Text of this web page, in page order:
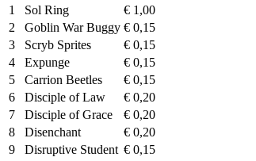
1
Sol Ring € 1,00
2
Goblin War Buggy € 0,15
3
Scryb Sprites € 0,15
4
Expunge € 0,15
5
Carrion Beetles € 0,15
6
Disciple of Law € 0,20
7
Disciple of Grace € 0,20
8
Disenchant € 0,20
9
Disruptive Student € 0,15